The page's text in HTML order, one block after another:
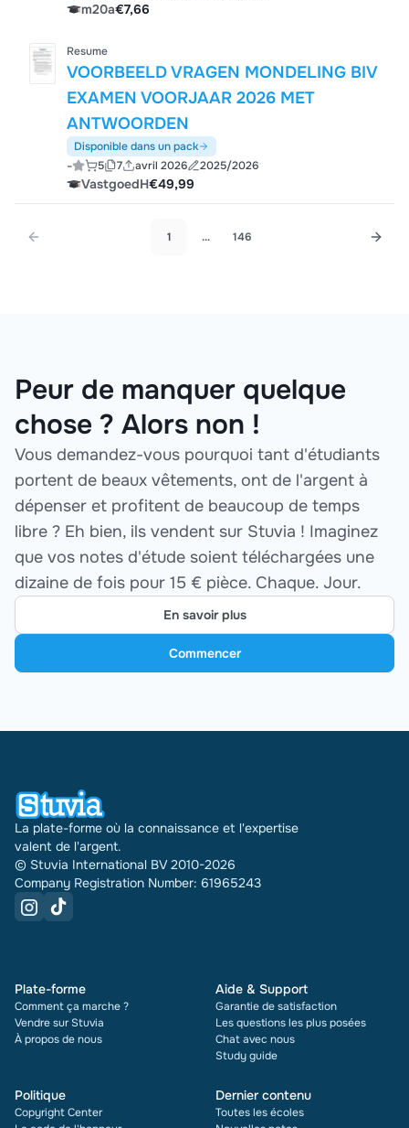
m20a€7,66
Resume
VOORBEELD VRAGEN MONDELING BIV
EXAMEN VOORJAAR 2026 MET
ANTWOORDEN
Disponible dans un pack
- 5 7 avril 2026 2025/2026
VastgoedH€49,99
1 ... 146
Peur de manquer quelque
chose ? Alors non !
Vous demandez-vous pourquoi tant d'étudiants
portent de beaux vêtements, ont de l'argent à
dépenser et profitent de beaucoup de temps
libre ? Eh bien, ils vendent sur Stuvia ! Imaginez
que vos notes d'étude soient téléchargées une
dizaine de fois pour 15 € pièce. Chaque. Jour.
En savoir plus
Commencer
La plate-forme où la connaissance et l'expertise
valent de l'argent.
© Stuvia International BV 2010-2026
Company Registration Number: 61965243
Plate-forme
Comment ça marche ?
Vendre sur Stuvia
À propos de nous
Aide & Support
Garantie de satisfaction
Les questions les plus posées
Chat avec nous
Study guide
Politique
Copyright Center
Dernier contenu
Toutes les écoles